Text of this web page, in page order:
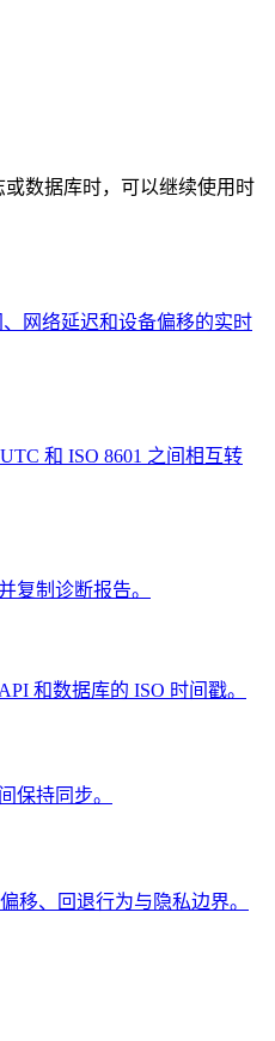
数据库时，可以继续使用时
网络延迟和设备偏移的实时
和 ISO 8601 之间相互转
复制诊断报告。
和数据库的 ISO 时间戳。
保持同步。
移、回退行为与隐私边界。